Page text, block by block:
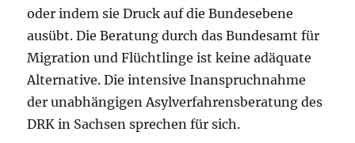
oder indem sie Druck auf die Bundesebene
ausübt. Die Beratung durch das Bundesamt für
Migration und Flüchtlinge ist keine adäquate
Alternative. Die intensive Inanspruchnahme
der unabhängigen Asylverfahrensberatung des
DRK in Sachsen sprechen für sich.